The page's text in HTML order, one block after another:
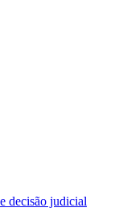
decisão judicial